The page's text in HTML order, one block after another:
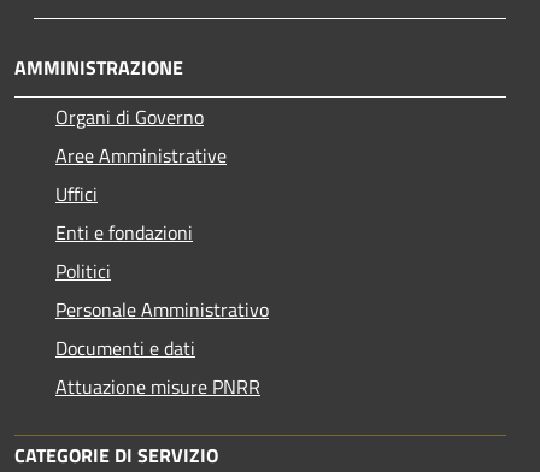
AMMINISTRAZIONE
Organi di Governo
Aree Amministrative
Uffici
Enti e fondazioni
Politici
Personale Amministrativo
Documenti e dati
Attuazione misure PNRR
CATEGORIE DI SERVIZIO